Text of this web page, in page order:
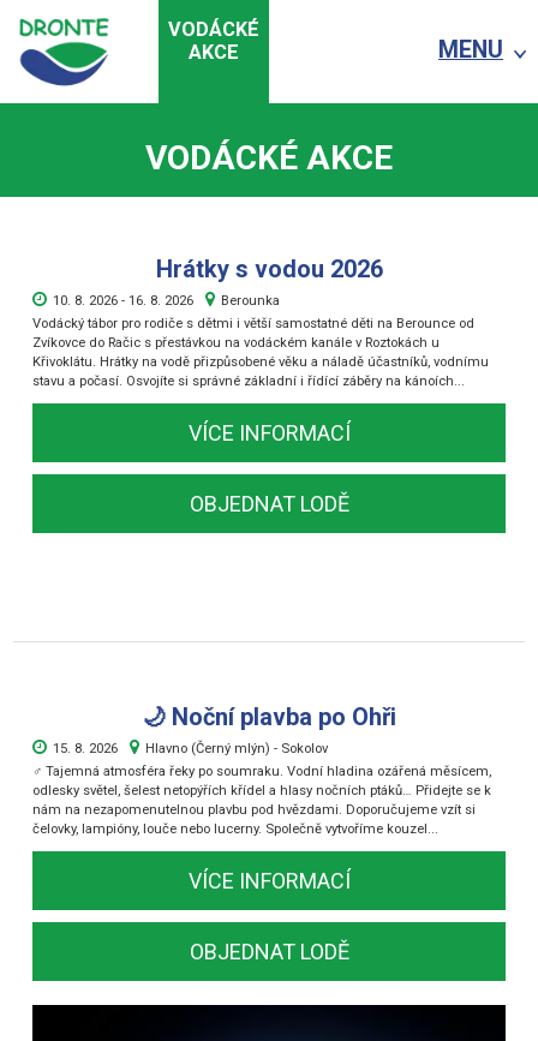
VODÁCKÉ
AKCE
MENU
VODÁCKÉ AKCE
Hrátky s vodou 2026
10. 8. 2026 - 16. 8. 2026
Berounka
Vodácký tábor pro rodiče s dětmi i větší samostatné děti na Berounce od
Zvíkovce do Račic s přestávkou na vodáckém kanále v Roztokách u
Křivoklátu. Hrátky na vodě přizpůsobené věku a náladě účastníků, vodnímu
stavu a počasí. Osvojíte si správné základní i řídící záběry na kánoích...
VÍCE INFORMACÍ
OBJEDNAT LODĚ
🌙 Noční plavba po Ohři
15. 8. 2026
Hlavno (Černý mlýn) - Sokolov
‍♂️ Tajemná atmosféra řeky po soumraku. Vodní hladina ozářená měsícem,
odlesky světel, šelest netopýřích křídel a hlasy nočních ptáků… Přidejte se k
nám na nezapomenutelnou plavbu pod hvězdami. Doporučujeme vzít si
čelovky, lampióny, louče nebo lucerny. Společně vytvoříme kouzel...
VÍCE INFORMACÍ
OBJEDNAT LODĚ